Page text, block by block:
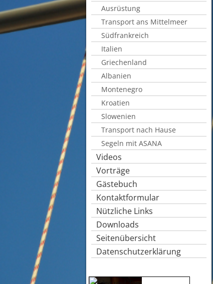
Ausrüstung
Transport ans Mittelmeer
Südfrankreich
Italien
Griechenland
Albanien
Montenegro
Kroatien
Slowenien
Transport nach Hause
Segeln mit ASANA
Videos
Vorträge
Gästebuch
Kontaktformular
Nützliche Links
Downloads
Seitenübersicht
Datenschutzerklärung